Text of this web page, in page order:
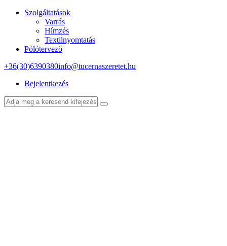
Szolgáltatások
Varrás
Hímzés
Textilnyomtatás
Pólótervező
+36(30)6390380info@tucernaszeretet.hu
Bejelentkezés